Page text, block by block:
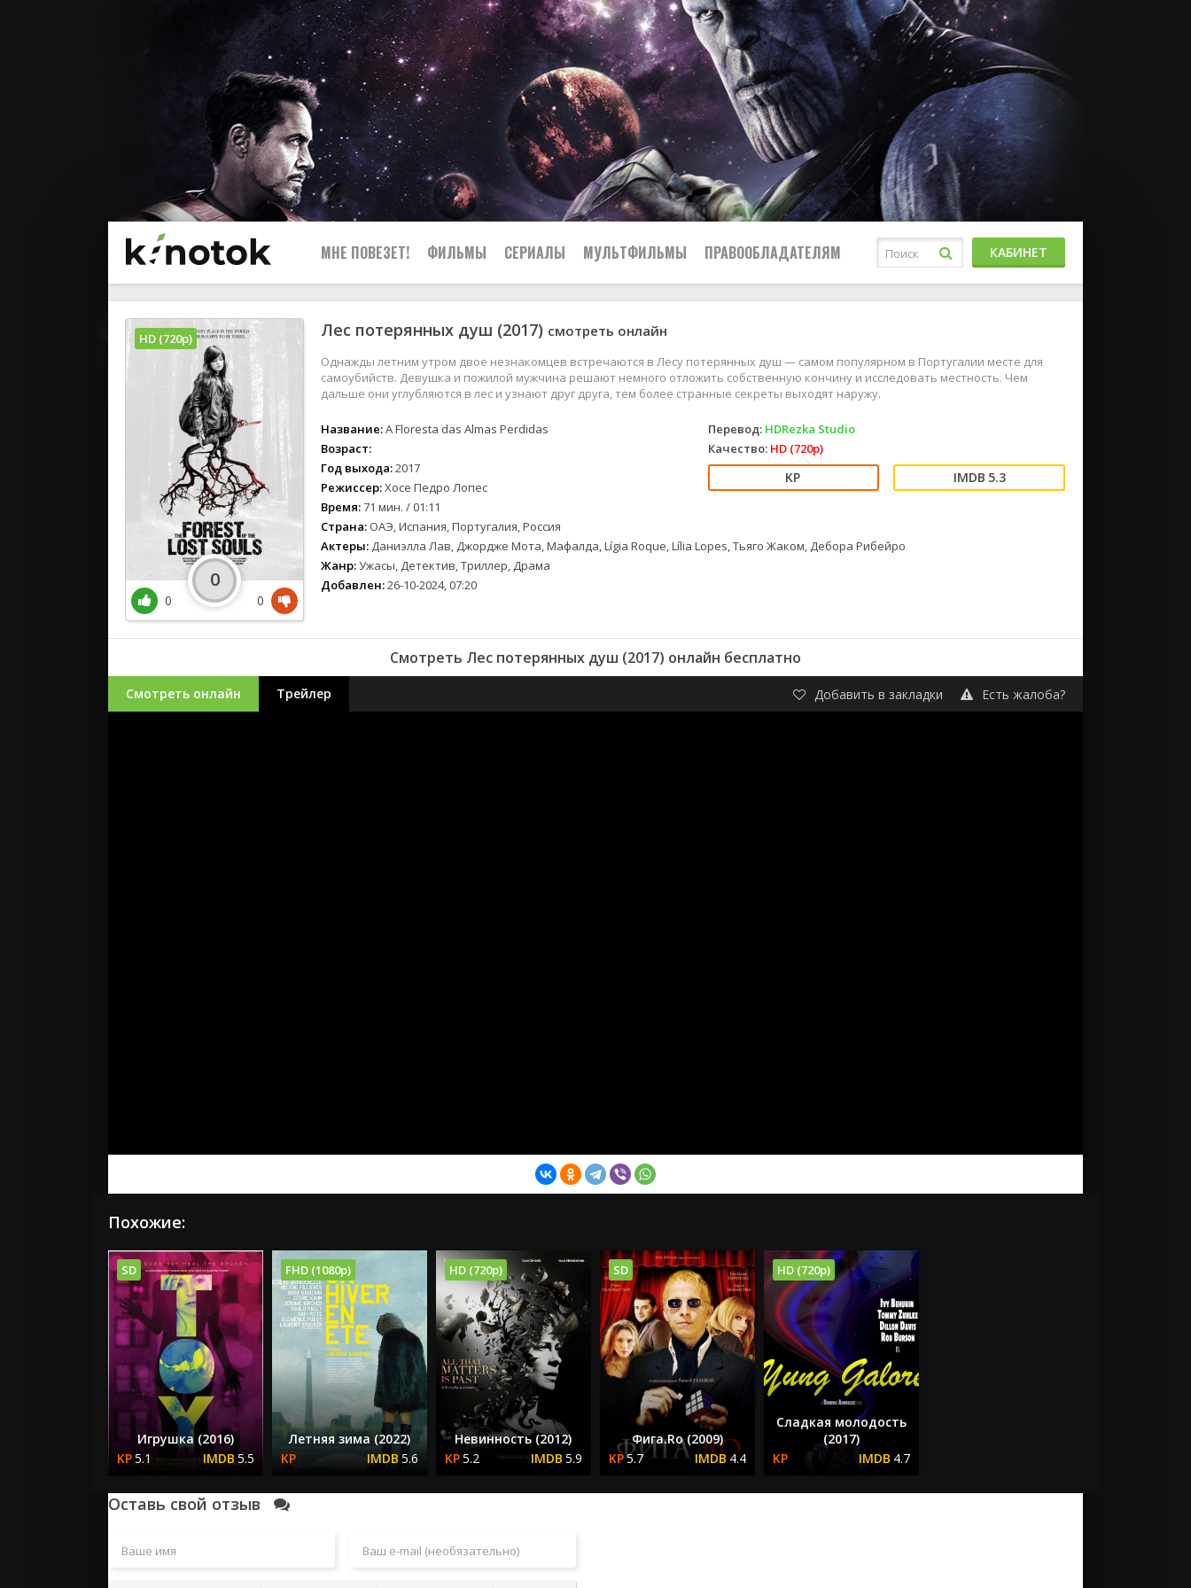
МНЕ ПОВЕЗЕТ! ФИЛЬМЫ СЕРИАЛЫ МУЛЬТФИЛЬМЫ ПРАВООБЛАДАТЕЛЯМ КАБИНЕТ
Лес потерянных душ (2017) смотреть онлайн
Однажды летним утром двое незнакомцев встречаются в Лесу потерянных душ — самом популярном в Португалии месте для
самоубийств. Девушка и пожилой мужчина решают немного отложить собственную кончину и исследовать местность. Чем
дальше они углубляются в лес и узнают друг друга, тем более странные секреты выходят наружу.
Название:A Floresta das Almas Perdidas
Возраст:
Год выхода:2017
Режиссер:Хосе Педро Лопес
Время:71 мин. / 01:11
Страна: ОАЭ, Испания, Португалия, Россия
Перевод: HDRezka Studio
Качество: HD (720p)
5.3
Актеры: Даниэлла Лав, Джордже Мота, Мафалда, Lígia Roque, Lília Lopes, Тьяго Жаком, Дебора Рибейро
Жанр:Ужасы, Детектив, Триллер, Драма
Добавлен:26-10-2024, 07:20
HD (720p)
0
0
0
Смотреть Лес потерянных душ (2017) онлайн бесплатно
Смотреть онлайн Трейлер Добавить в закладки Есть жалоба?
Похожие:
SD
Игрушка (2016)
5.1
5.5
FHD (1080p)
Летняя зима (2022)
5.6
HD (720p)
Невинность (2012)
5.2
5.9
SD
Фига.Rо (2009)
5.7
4.4
HD (720p)
Сладкая молодость
(2017)
4.7
Оставь свой отзыв